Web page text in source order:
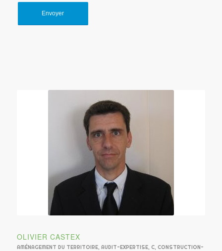
OLIVIER CASTEX
AMÉNAGEMENT DU TERRITOIRE, AUDIT-EXPERTISE, C, CONSTRUCTION-